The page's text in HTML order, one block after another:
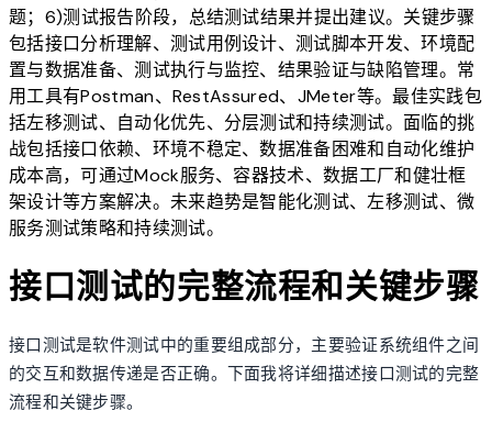
题；6)测试报告阶段，总结测试结果并提出建议。关键步骤
包括接口分析理解、测试用例设计、测试脚本开发、环境配
置与数据准备、测试执行与监控、结果验证与缺陷管理。常
用工具有Postman、RestAssured、JMeter等。最佳实践包
括左移测试、自动化优先、分层测试和持续测试。面临的挑
战包括接口依赖、环境不稳定、数据准备困难和自动化维护
成本高，可通过Mock服务、容器技术、数据工厂和健壮框
架设计等方案解决。未来趋势是智能化测试、左移测试、微
服务测试策略和持续测试。
接口测试的完整流程和关键步骤
接口测试是软件测试中的重要组成部分，主要验证系统组件之间
的交互和数据传递是否正确。下面我将详细描述接口测试的完整
流程和关键步骤。